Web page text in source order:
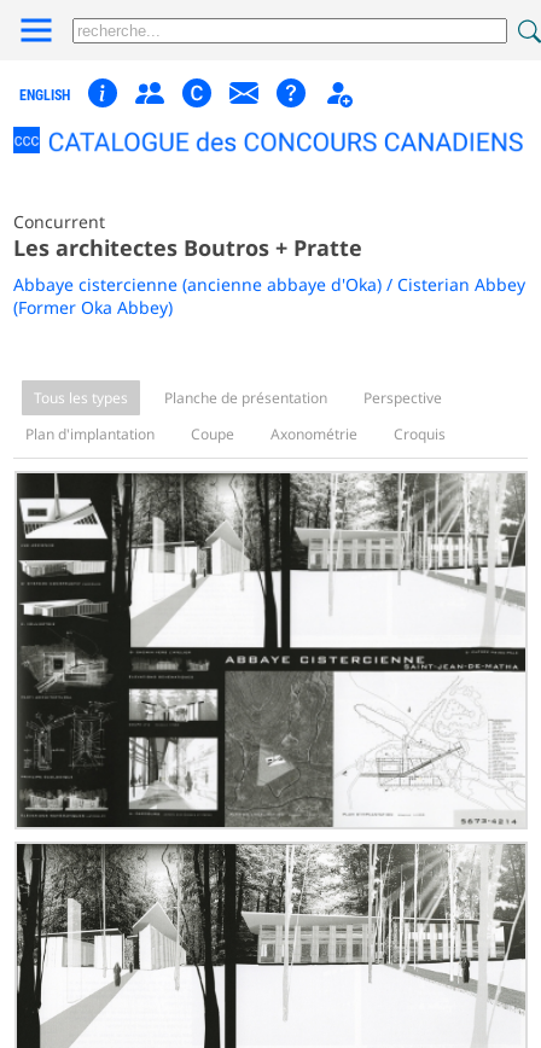
ENGLISH
Concurrent
Les architectes Boutros + Pratte
Abbaye cistercienne (ancienne abbaye d'Oka) / Cisterian Abbey
(Former Oka Abbey)
Tous les types Planche de présentation
Perspective
Plan d'implantation
Coupe Axonométrie Croquis